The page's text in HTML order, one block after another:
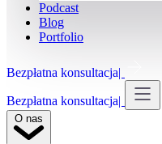
Podcast
Blog
Portfolio
Bezpłatna konsultacja
Bezpłatna konsultacja